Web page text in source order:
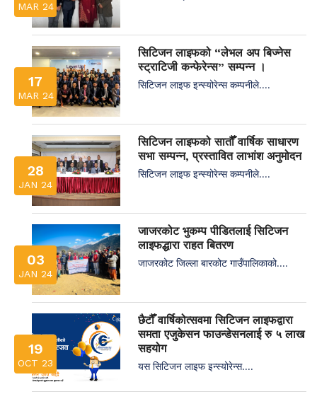
MAR 24
17
MAR 24
सिटिजन लाइफको “लेभल अप बिज्नेस
स्ट्राटिजी कन्फेरेन्स” सम्पन्न ।
सिटिजन लाइफ इन्स्योरेन्स कम्पनीले....
28
JAN 24
सिटिजन लाइफको सातौँ वार्षिक साधारण
सभा सम्पन्न, प्रस्तावित लाभांश अनुमोदन
सिटिजन लाइफ इन्स्योरेन्स कम्पनीले....
03
JAN 24
जाजरकोट भुकम्प पीडितलाई सिटिजन
लाइफद्धारा राहत बितरण
जाजरकोट जिल्ला बारकोट गाउँपालिकाको....
19
OCT 23
छैटौँ वार्षिकोत्सवमा सिटिजन लाइफद्वारा
समता एजुकेसन फाउन्डेसनलाई रु ५ लाख
सहयोग
यस सिटिजन लाइफ इन्स्योरेन्स....